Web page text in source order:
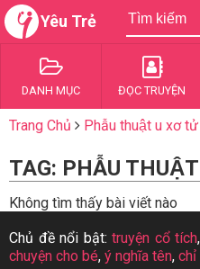
Yêu Trẻ
DANH MỤC ĐỌC TRUYỆN
Trang Chủ Phẫu thuật u xơ
TAG: PHẪU
Không tìm thấy bài viết nào
Chủ đề nổi bật:truyện cổ tích,
chuyện cho bé, ý nghĩa tên, chỉ